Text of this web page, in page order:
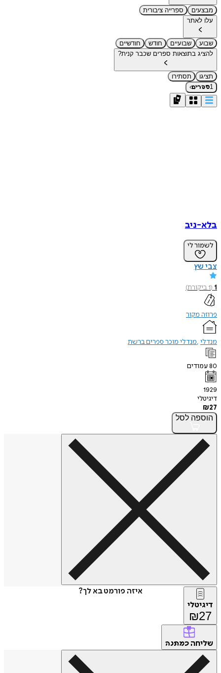
מבצעים
ספרייה ציבורית
עלו לאתר
שבוע שבועיים חודש
חודשיים
להציג בתוצאות ספרים שכבר קנית?
תציגו
תסתירו
1ספרים›
בלא-ניב
לשמור לי
צבי שץ
1
(
1ביקורת)
פרוזה מקור
מנדלי מנדלי מוכר ספרים ברשת
80עמודים
1929
דיגיטלי
₪27
הוספה לסל
איזה פורמט בא לך?
דיגיטלי
₪27
שליחה כמתנה